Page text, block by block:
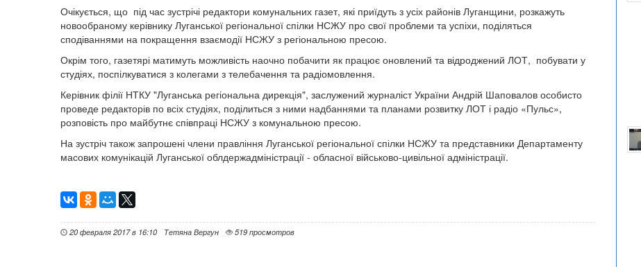
Очікується, що під час зустрічі редактори комунальних газет, які приїдуть з усіх районів Луганщини, розкажуть
новообраному керівнику Луганської регіональної спілки НСЖУ про свої проблеми та успіхи, поділяться
сподіваннями на покращення взаємодії НСЖУ з регіональною пресою.
Окрім того, газетярі матимуть можливість наочно побачити як працює оновлений та відроджений ЛОТ, побувати у
студіях, поспілкуватися з колегами з телебачення та радіомовлення.
Керівник філії НТКУ "Луганська регіональна дирекція", заслужений журналіст України Андрій Шаповалов особисто
проведе редакторів по всіх студіях, поділиться з ними надбаннями та планами розвитку ЛОТ і радіо «Пульс»,
розповість про майбутнє співпраці НСЖУ з комунальною пресою.
На зустріч також запрошені члени правління Луганської регіональної спілки НСЖУ та представники Департаменту
масових комунікацій Луганської облдержадміністрації - обласної військово-цивільної адміністрації.
20 февраля 2017 в 16:10 Тетяна Вергун 519 просмотров